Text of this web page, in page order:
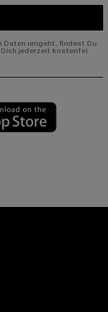
Daten umgeht, findest Du
jederzeit kostenfei